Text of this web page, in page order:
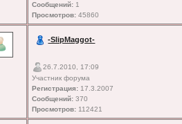
Сообщений: 1
Просмотров: 45860
-SlipMaggot-
26.7.2010, 17:09
Участник форума
Регистрация: 17.3.2007
Сообщений: 370
Просмотров: 112421